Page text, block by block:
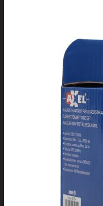
Tuotevalikoima